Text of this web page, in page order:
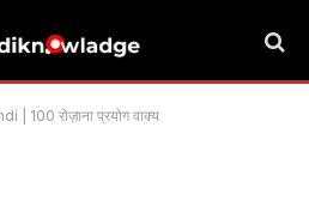
| 100 रोज़ाना प्रयोग वाक्य